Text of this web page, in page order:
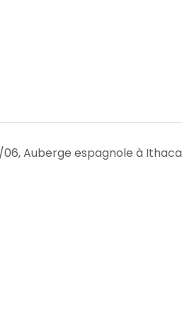
Auberge espagnole à Ithaca